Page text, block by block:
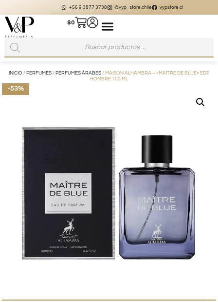
+56 9 3877 3738 @vyp_store.chile vypstore.cl
$0
INICIO / PERFUMES / PERFUMES ÁRABES / MAISON ALHAMBRA – «MAITRE DE BLUE» EDP
HOMBRE 100 ML
-53%